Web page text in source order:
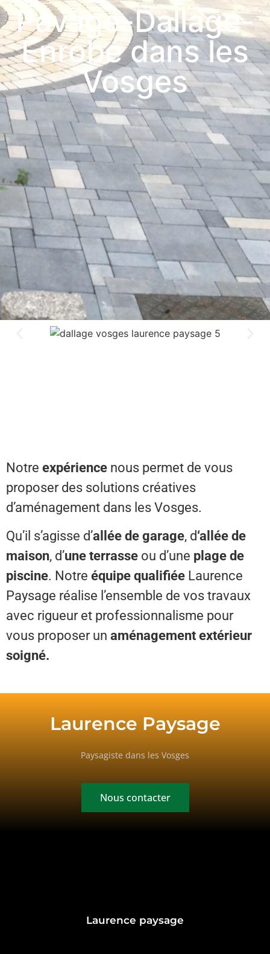
Pavage-Dallage-
Enrobé dans les
Vosges
Notre expérience nous permet de vous
proposer des solutions créatives
d’aménagement dans les Vosges.
Qu’il s’agisse d’allée de garage, d‘allée de
maison, d’une terrasse ou d’une plage de
piscine. Notre équipe qualifiée Laurence
Paysage réalise l’ensemble de vos travaux
avec rigueur et professionnalisme pour
vous proposer un aménagement extérieur
soigné.
Laurence Paysage
Paysagiste dans les Vosges
Nous contacter
Laurence paysage